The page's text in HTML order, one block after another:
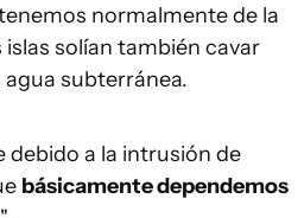
normalmente de la
islas solían también cavar
subterránea.
debido a la intrusión de
básicamente dependemos